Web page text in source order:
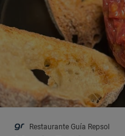
Restaurante Guía Repsol